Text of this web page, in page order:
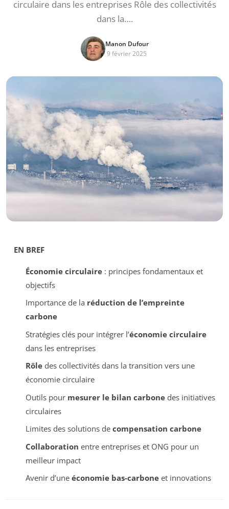
circulaire dans les entreprises Rôle des collectivités
dans la….
Manon Dufour
9 février 2025
EN BREF
Économie circulaire: principes fondamentaux et
objectifs
Importance de la réduction de l’empreinte
carbone
Stratégies clés pour intégrer l’économie circulaire
dans les entreprises
Rôledes collectivités dans la transition vers une
économie circulaire
Outils pour mesurer le bilan carbonedes initiatives
circulaires
Limites des solutions de compensation carbone
Collaboration entre entreprises et ONG pour un
meilleur impact
Avenir d’une économie bas-carboneet innovations